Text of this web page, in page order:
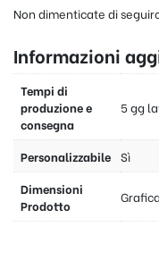
Non dimenticate di
Informazioni
Tempi di
produzione e
consegna
5 gg
Personalizzabile Sì
Dimensioni
Prodotto